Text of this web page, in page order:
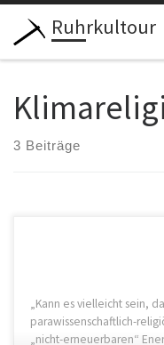
Zum Inhalt springen
Ruhrkultour
3 Beiträge
„Kann es vielleicht sein,
parawissenschaftlich-
„nicht-erneuerbaren“